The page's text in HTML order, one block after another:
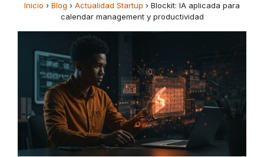
Inicio › Blog › Actualidad Startup › Blockit: IA aplicada para
calendar management y productividad